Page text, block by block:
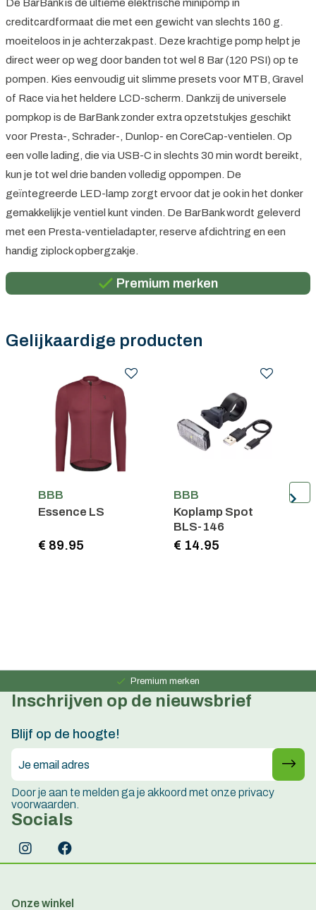
De BarBank is de ultieme elektrische minipomp in
creditcardformaat die met een gewicht van slechts 160 g.
moeiteloos in je achterzak past. Deze krachtige pomp helpt je
direct weer op weg door banden tot wel 8 Bar (120 PSI) op te
pompen. Kies eenvoudig uit slimme presets voor MTB, Gravel
of Race via het heldere LCD-scherm. Dankzij de universele
pompkop is de BarBank zonder extra opzetstukjes geschikt
voor Presta-, Schrader-, Dunlop- en CoreCap-ventielen. Op
een volle lading, die via USB-C in slechts 30 min wordt bereikt,
kun je tot wel drie banden volledig oppompen. De
geïntegreerde LED-lamp zorgt ervoor dat je ook in het donker
gemakkelijk je ventiel kunt vinden. De BarBank wordt geleverd
met een Presta-ventieladapter, reserve afdichtring en een
handig ziplock opbergzakje.
Persoonlijk advies
Gratis verzending in België vanaf €100
Premium merken
Gelijkaardige producten
BBB
Essence LS
€ 89.95
BBB
Koplamp Spot
BLS-146
€ 14.95
Premium merken
Persoonlijk advies
Inschrijven op de nieuwsbrief
Blijf op de hoogte!
Door je aan te melden ga je akkoord met onze privacy
voorwaarden.
Socials
Onze winkel